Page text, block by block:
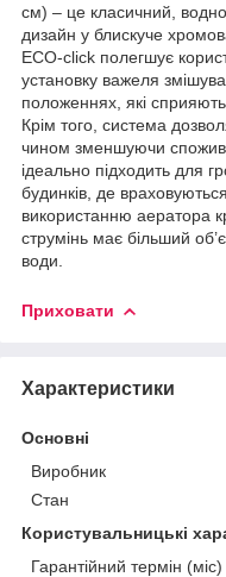
см) – це класичний,
дизайн у блискуче
ECO-click полегшує
установку важеля
положеннях, які
Крім того, система
чином зменшуючи
ідеально підходить для
будинків, де
використанню аератора
струмінь має більший
води.
Приховати
Характеристики
Основні
Виробник
Стан
Користувальницькі
Гарантійний термін (міс)